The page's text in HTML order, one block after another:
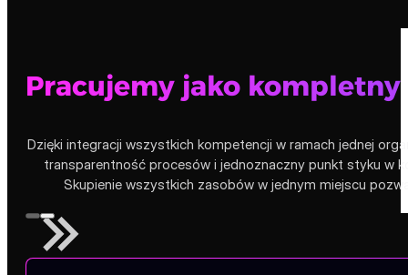
Pracujemy jako
Dzięki integracji wszystkich kompetencji w ramach jednej
transparentność procesów i jednoznaczny punkt styku w
Skupienie wszystkich zasobów w jednym miejscu